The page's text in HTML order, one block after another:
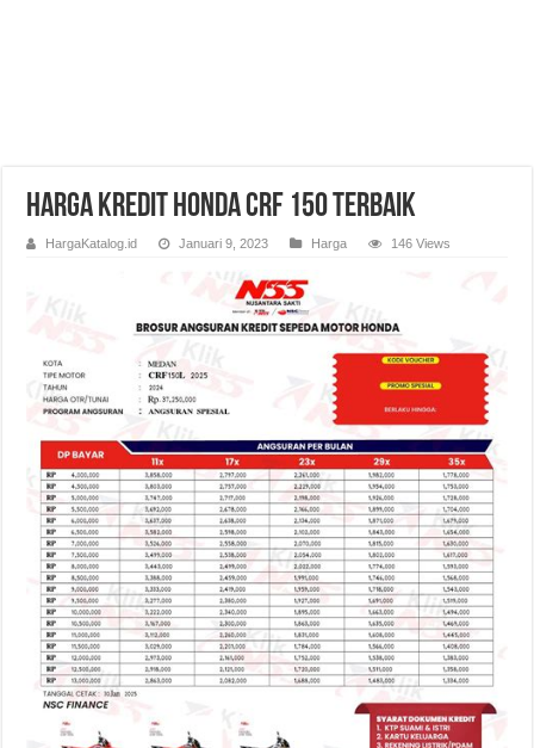
Harga Kredit Honda CRF 150 Terbaik
HargaKatalog.id Januari 9, 2023 Harga 146 Views